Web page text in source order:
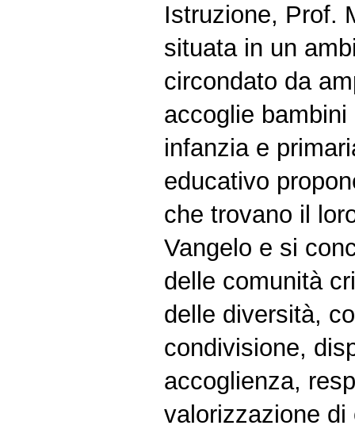
Istruzione, Prof.
situata in un
circondato da
accoglie
infanzia e
educativo
che trovano il
Vangelo e si
delle comunità
delle diversità,
condivisione,
accoglienza,
valorizzazione